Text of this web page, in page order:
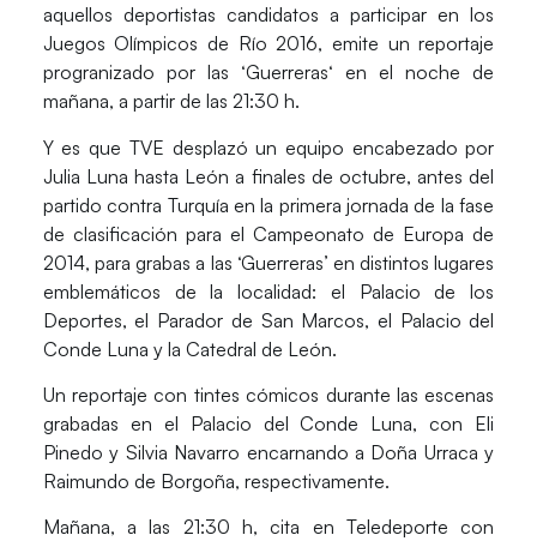
aquellos deportistas candidatos a participar en los
Juegos Olímpicos de Río 2016, emite un reportaje
progranizado por las ‘Guerreras‘ en el noche de
mañana, a partir de las 21:30 h.
Y es que TVE desplazó un equipo encabezado por
Julia Luna hasta León a finales de octubre, antes del
partido contra Turquía en la primera jornada de la fase
de clasificación para el Campeonato de Europa de
2014, para grabas a las ‘Guerreras’ en distintos lugares
emblemáticos de la localidad: el Palacio de los
Deportes, el Parador de San Marcos, el Palacio del
Conde Luna y la Catedral de León.
Un reportaje con tintes cómicos durante las escenas
grabadas en el Palacio del Conde Luna, con Eli
Pinedo y Silvia Navarro encarnando a Doña Urraca y
Raimundo de Borgoña, respectivamente.
Mañana, a las 21:30 h, cita en Teledeporte con